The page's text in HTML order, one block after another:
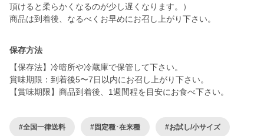
頂けると柔らかくなるのが少し遅くなります。）
商品は到着後、なるべくお早めにお召し上がり下さい。
保存方法
【保存法】冷暗所や冷蔵庫で保管して下さい。
賞味期限：到着後5〜7日以内にお召し上がり下さい。
【賞味期限】商品到着後、1週間程を目安にお食べ下さい。
#全国一律送料 #固定種･在来種 #お試し/小サイズ